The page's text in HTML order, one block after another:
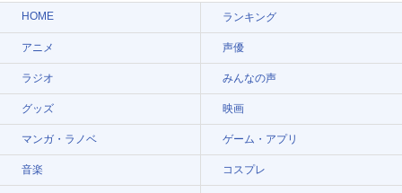
HOME ランキング
アニメ 声優
ラジオ みんなの声
グッズ 映画
マンガ・ラノベ ゲーム・アプリ
音楽 コスプレ